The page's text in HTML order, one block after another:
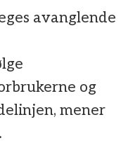
avanglende
og
mener